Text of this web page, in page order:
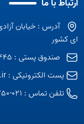
ارتباط با ما
آدرس : خیابان
ای کشور
صندوق پستی : 818/13445
پست الکترونیکی :
تلفن تماس : 021-66941250